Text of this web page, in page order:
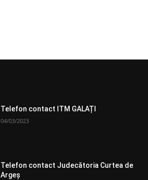
Telefon contact ITM GALAȚI
04/03/2023
Telefon contact Judecătoria Curtea de
Argeș